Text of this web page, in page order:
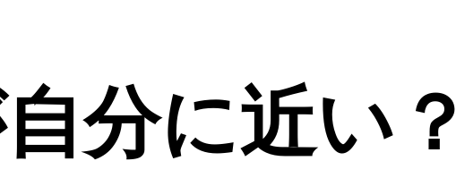
分に近い？